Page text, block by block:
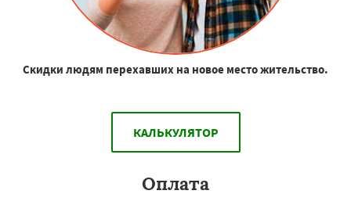
Скидки людям перехавших на новое место жительство.
КАЛЬКУЛЯТОР
Оплата